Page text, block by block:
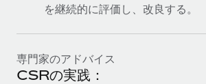
を継続的に評価し、改良する。
専門家のアドバイス
CSRの実践：